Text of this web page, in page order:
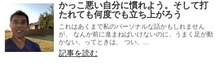
かっこ悪い自分に慣れよう。そして打
たれても何度でも立ち上がろう
これはあくまで私のパーソナルな話かもしれません
が、 なんか前に進まねばいけないのに、うまく足が動
かない、ってときは、 つい、...
記事を読む